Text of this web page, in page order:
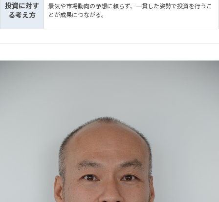
投資に対す
る考え方
景気や市場動向の予想に頼らず、一貫した姿勢で投資を行うこ
とが成果につながる。